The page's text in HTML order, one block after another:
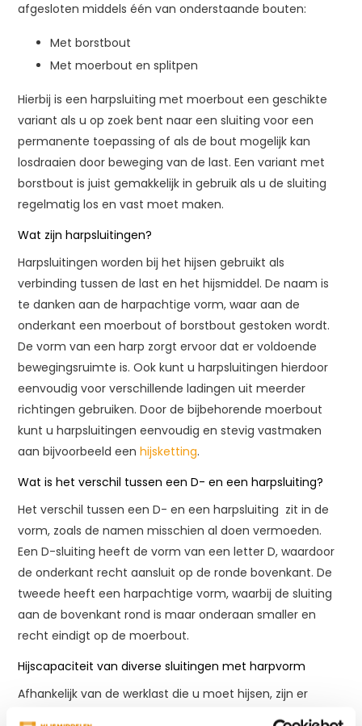
afgesloten middels één van onderstaande bouten:
Met borstbout
Met moerbout en splitpen
Hierbij is een harpsluiting met moerbout een geschikte
variant als u op zoek bent naar een sluiting voor een
permanente toepassing of als de bout mogelijk kan
losdraaien door beweging van de last. Een variant met
borstbout is juist gemakkelijk in gebruik als u de sluiting
regelmatig los en vast moet maken.
Wat zijn harpsluitingen?
Harpsluitingen worden bij het hijsen gebruikt als
verbinding tussen de last en het hijsmiddel. De naam is
te danken aan de harpachtige vorm, waar aan de
onderkant een moerbout of borstbout gestoken wordt.
De vorm van een harp zorgt ervoor dat er voldoende
bewegingsruimte is. Ook kunt u harpsluitingen hierdoor
eenvoudig voor verschillende ladingen uit meerder
richtingen gebruiken. Door de bijbehorende moerbout
kunt u harpsluitingen eenvoudig en stevig vastmaken
aan bijvoorbeeld eenhijsketting.
Wat is het verschil tussen een D- en een harpsluiting?
Het verschil tussen een D- en een harpsluiting zit in de
vorm, zoals de namen misschien al doen vermoeden.
Een D-sluiting heeft de vorm van een letter D, waardoor
de onderkant recht aansluit op de ronde bovenkant. De
tweede heeft een harpachtige vorm, waarbij de sluiting
aan de bovenkant rond is maar onderaan smaller en
recht eindigt op de moerbout.
Hijscapaciteit van diverse sluitingen met harpvorm
Afhankelijk van de werklast die u moet hijsen, zijn er
diverse harpsluitingen te koop. In ons assortiment vindt u